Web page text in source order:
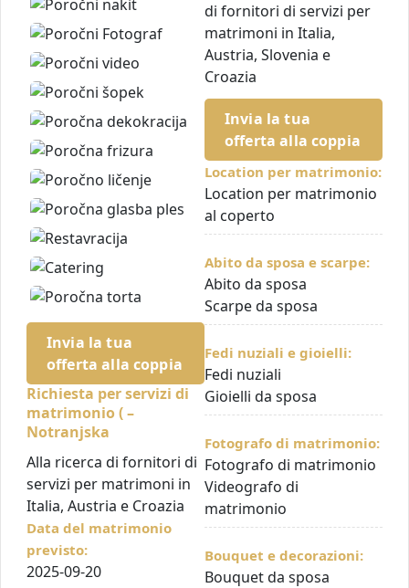
Invia la tua
offerta alla coppia
Richiesta per servizi di
matrimonio ( –
Notranjska
Alla ricerca di fornitori di
servizi per matrimoni in
Italia, Austria e Croazia
Data del matrimonio
previsto:
2025-09-20
di fornitori di servizi per
matrimoni in Italia,
Austria, Slovenia e
Croazia
Invia la tua
offerta alla coppia
Location per matrimonio:
Location per matrimonio
al coperto
Abito da sposa e scarpe:
Abito da sposa
Scarpe da sposa
Fedi nuziali e gioielli:
Fedi nuziali
Gioielli da sposa
Fotografo di matrimonio:
Fotografo di matrimonio
Videografo di
matrimonio
Bouquet e decorazioni:
Bouquet da sposa